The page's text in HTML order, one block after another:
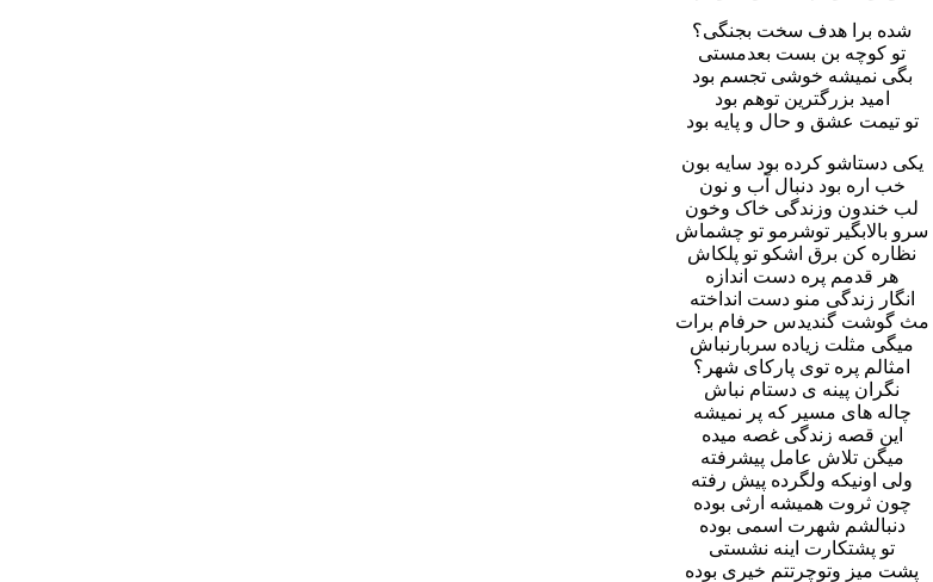
شده برا هدف سخت بجنگی؟
تو کوچه بن بست بعدمستی
بگی نمیشه خوشی تجسم بود
امید بزرگترین توهم بود
تو تیمت عشق و حال و پایه بود
یکی دستاشو کرده بود سایه بون
خب اره بود دنبال آب و نون
لب خندون وزندگی خاک وخون
سرو بالابگیر توشرمو تو چشماش
نظاره کن برق اشکو تو پلکاش
هر قدمم پره دست اندازه
انگار زندگی منو دست انداخته
مث گوشت گندیدس حرفام برات
میگی مثلت زیاده سربارنباش
امثالم پره توی پارکای شهر؟
نگران پینه ی دستام نباش
چاله های مسیر که پر نمیشه
این قصه زندگی غصه میده
میگن تلاش عامل پیشرفته
ولی اونیکه ولگرده پیش رفته
چون ثروت همیشه ارثی بوده
دنبالشم شهرت اسمی بوده
تو پشتکارت اینه نشستی
پشت میز وتوچرتتم خیری بوده